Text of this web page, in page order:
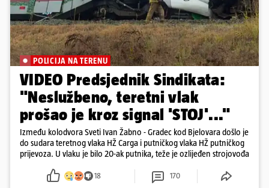
POLICIJA NA TERENU
VIDEO Predsjednik Sindikata:
"Neslužbeno, teretni vlak
prošao je kroz signal 'STOJ'..."
Između kolodvora Sveti Ivan Žabno - Gradec kod Bjelovara došlo je
do sudara teretnog vlaka HŽ Carga i putničkog vlaka HŽ putničkog
prijevoza. U vlaku je bilo 20-ak putnika, teže je ozlijeđen strojovođa
18 170